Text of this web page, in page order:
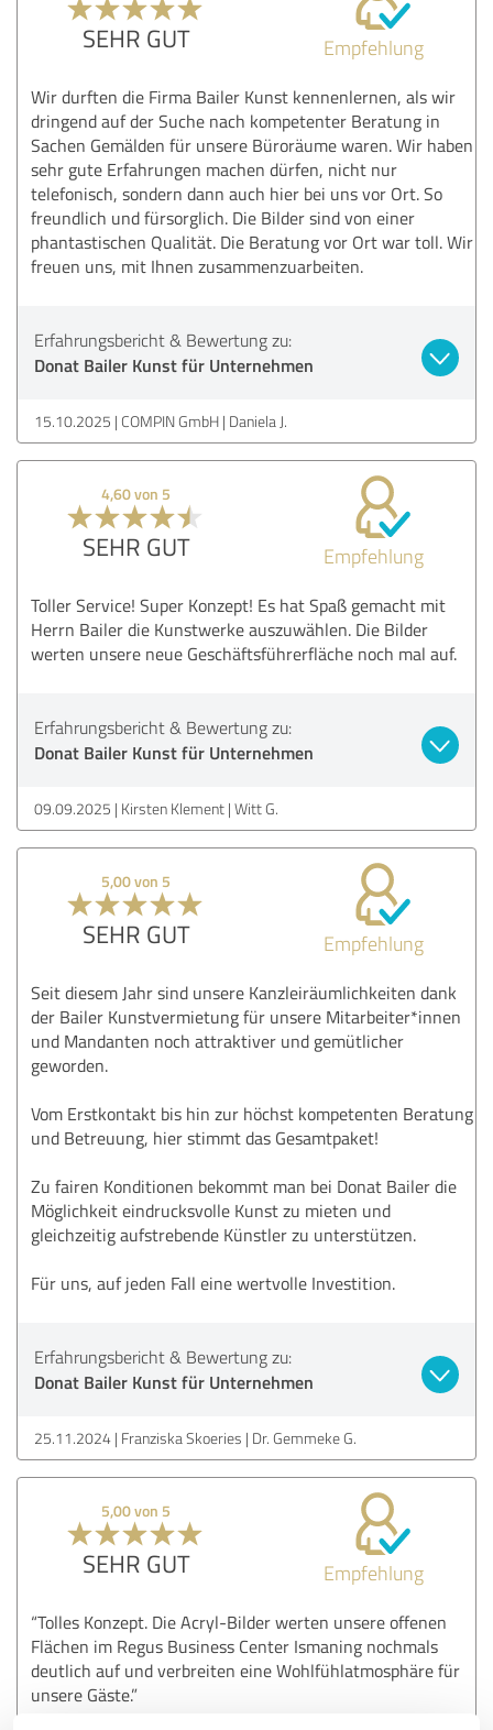
SEHR GUT Empfehlung
Wir durften die Firma Bailer Kunst kennenlernen, als wir
dringend auf der Suche nach kompetenter Beratung in
Sachen Gemälden für unsere Büroräume waren. Wir haben
sehr gute Erfahrungen machen dürfen, nicht nur
telefonisch, sondern dann auch hier bei uns vor Ort. So
freundlich und fürsorglich. Die Bilder sind von einer
phantastischen Qualität. Die Beratung vor Ort war toll. Wir
freuen uns, mit Ihnen zusammenzuarbeiten.
Erfahrungsbericht & Bewertung zu:
Donat Bailer Kunst für Unternehmen
15.10.2025 COMPIN GmbH | Daniela J.
4,60 von 5
SEHR GUT Empfehlung
Toller Service! Super Konzept! Es hat Spaß gemacht mit
Herrn Bailer die Kunstwerke auszuwählen. Die Bilder
werten unsere neue Geschäftsführerfläche noch mal auf.
Erfahrungsbericht & Bewertung zu:
Donat Bailer Kunst für Unternehmen
09.09.2025 Kirsten Klement | Witt G.
5,00 von 5
SEHR GUT Empfehlung
Seit diesem Jahr sind unsere Kanzleiräumlichkeiten dank
der Bailer Kunstvermietung für unsere Mitarbeiter*innen
und Mandanten noch attraktiver und gemütlicher
geworden.
Vom Erstkontakt bis hin zur höchst kompetenten Beratung
und Betreuung, hier stimmt das Gesamtpaket!
Zu fairen Konditionen bekommt man bei Donat Bailer die
Möglichkeit eindrucksvolle Kunst zu mieten und
gleichzeitig aufstrebende Künstler zu unterstützen.
Für uns, auf jeden Fall eine wertvolle Investition.
Erfahrungsbericht & Bewertung zu:
Donat Bailer Kunst für Unternehmen
25.11.2024 Franziska Skoeries | Dr. Gemmeke G.
5,00 von 5
SEHR GUT Empfehlung
“Tolles Konzept. Die Acryl-Bilder werten unsere offenen
Flächen im Regus Business Center Ismaning nochmals
deutlich auf und verbreiten eine Wohlfühlatmosphäre für
unsere Gäste.”